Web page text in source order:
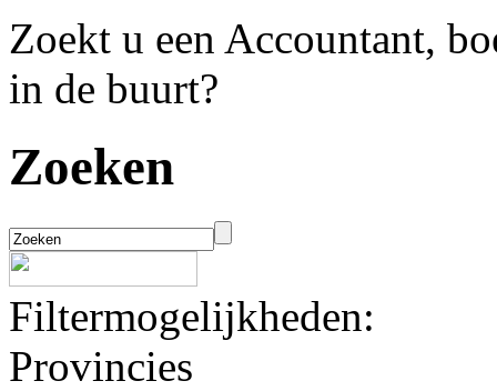
Zoekt u een Accountant,
in de buurt?
Zoeken
Filtermogelijkheden:
Provincies